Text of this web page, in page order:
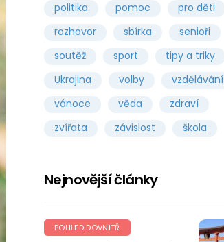
politika
pomoc
pro děti
rozhovor
sbírka
senioři
soutěž
sport
tipy a triky
Ukrajina
volby
vzdělávání
vánoce
věda
zdraví
zvířata
závislost škola
Nejnovější články
POHLED DOVNITŘ